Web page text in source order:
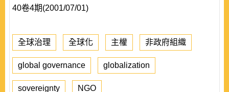
40卷4期(2001/07/01)
全球治理 全球化 主權 非政府組織
global governance globalization
sovereignty NGO